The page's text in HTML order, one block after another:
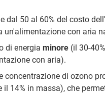
dal 50 al 60% del costo
un'alimentazione con aria
di energia minore(il 30-
con aria).
concentrazione di ozono
il 14% in massa), che